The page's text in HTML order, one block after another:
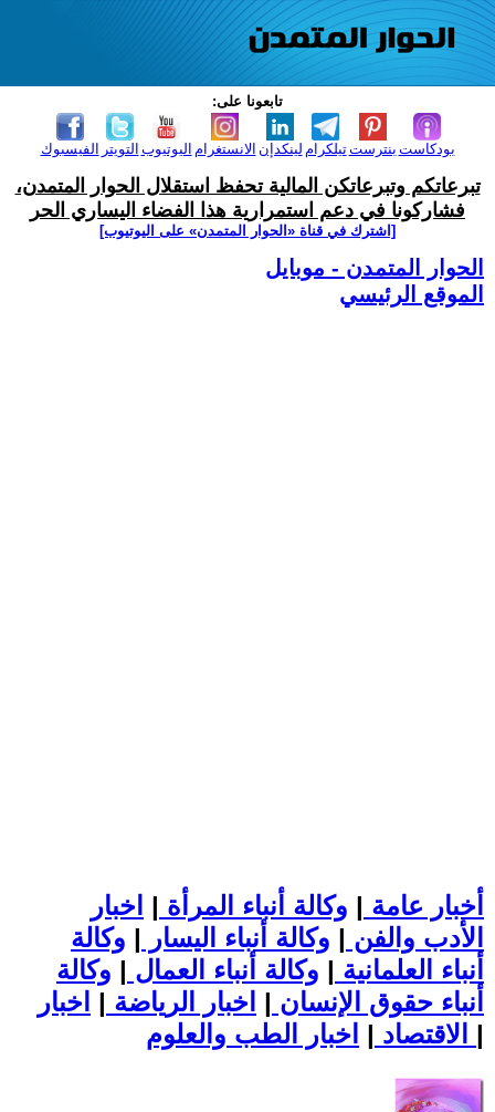
تابعونا على:
الفيسبوك التويتر اليوتيوب الانستغرام لينكدإن تيلكرامبنترست بودكاست
تبرعاتكم وتبرعاتكن المالية تحفظ استقلال الحوار المتمدن،
فشاركونا في دعم استمرارية هذا الفضاء اليساري الحر
[اشترك في قناة ‫«الحوار المتمدن» على اليوتيوب]
الحوار المتمدن - موبايل
الموقع الرئيسي
أخبار عامة | وكالة أنباء المرأة | اخبار
الأدب والفن | وكالة أنباء اليسار | وكالة
أنباء العلمانية | وكالة أنباء العمال | وكالة
أنباء حقوق الإنسان | اخبار الرياضة | اخبار
الاقتصاد | |